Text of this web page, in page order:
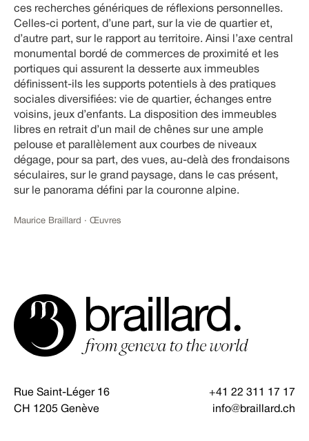
ces recherches génériques de réflexions personnelles.
Celles-ci portent, d’une part, sur la vie de quartier et,
d’autre part, sur le rapport au territoire. Ainsi l’axe central
monumental bordé de commerces de proximité et les
portiques qui assurent la desserte aux immeubles
définissent-ils les supports potentiels à des pratiques
sociales diversifiées: vie de quartier, échanges entre
voisins, jeux d’enfants. La disposition des immeubles
libres en retrait d’un mail de chênes sur une ample
pelouse et parallèlement aux courbes de niveaux
dégage, pour sa part, des vues, au-delà des frondaisons
séculaires, sur le grand paysage, dans le cas présent,
sur le panorama défini par la couronne alpine.
Maurice Braillard · Œuvres
Rue Saint-Léger 16
CH 1205 Genève
+41 22 311 17 17
info@braillard.ch